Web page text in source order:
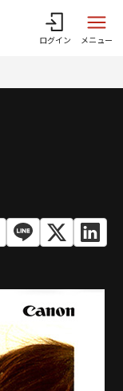
ログイン メニュー